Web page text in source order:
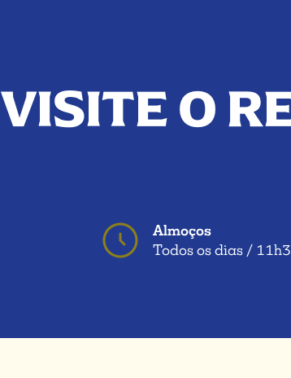
VISITE O
Almoços
Todos os dias /